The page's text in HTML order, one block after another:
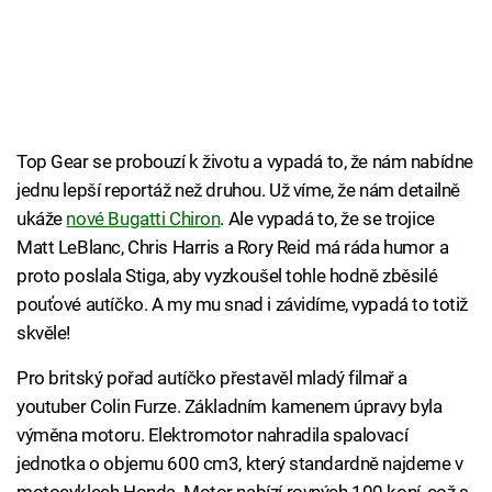
Top Gear se probouzí k životu a vypadá to, že nám nabídne
jednu lepší reportáž než druhou. Už víme, že nám detailně
ukáže nové Bugatti Chiron. Ale vypadá to, že se trojice
Matt LeBlanc, Chris Harris a Rory Reid má ráda humor a
proto poslala Stiga, aby vyzkoušel tohle hodně zběsilé
pouťové autíčko. A my mu snad i závidíme, vypadá to totiž
skvěle!
Pro britský pořad autíčko přestavěl mladý filmař a
youtuber Colin Furze. Základním kamenem úpravy byla
výměna motoru. Elektromotor nahradila spalovací
jednotka o objemu 600 cm3, který standardně najdeme v